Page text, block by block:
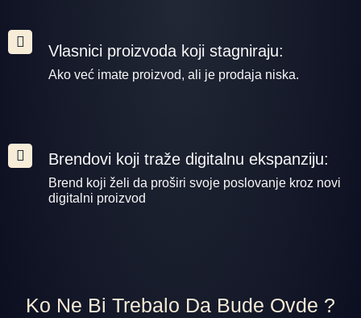
Vlasnici proizvoda koji stagniraju:
Ako već imate proizvod, ali je prodaja niska.
Brendovi koji traže digitalnu ekspanziju:
Brend koji želi da proširi svoje poslovanje kroz novi
digitalni proizvod
Ko Ne Bi Trebalo Da Bude Ovde ?